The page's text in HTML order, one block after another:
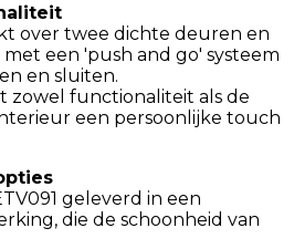
over twee dichte deuren en
een 'push and go' systeem
en sluiten.
zowel functionaliteit als de
een persoonlijke touch
geleverd in een
die de schoonheid van